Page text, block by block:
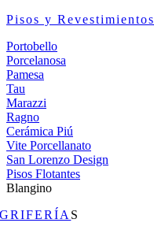
Pisos y Revestimientos
Portobello
Porcelanosa
Pamesa
Tau
Marazzi
Ragno
Cerámica Piú
Vite Porcellanato
San Lorenzo Design
Pisos Flotantes
Blangino
GRIFERÍA S